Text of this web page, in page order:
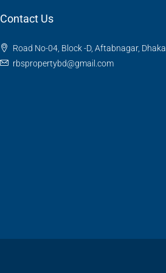
Contact Us
Road No-04, Block -D, Aftabnagar, Dhaka
rbspropertybd@gmail.com